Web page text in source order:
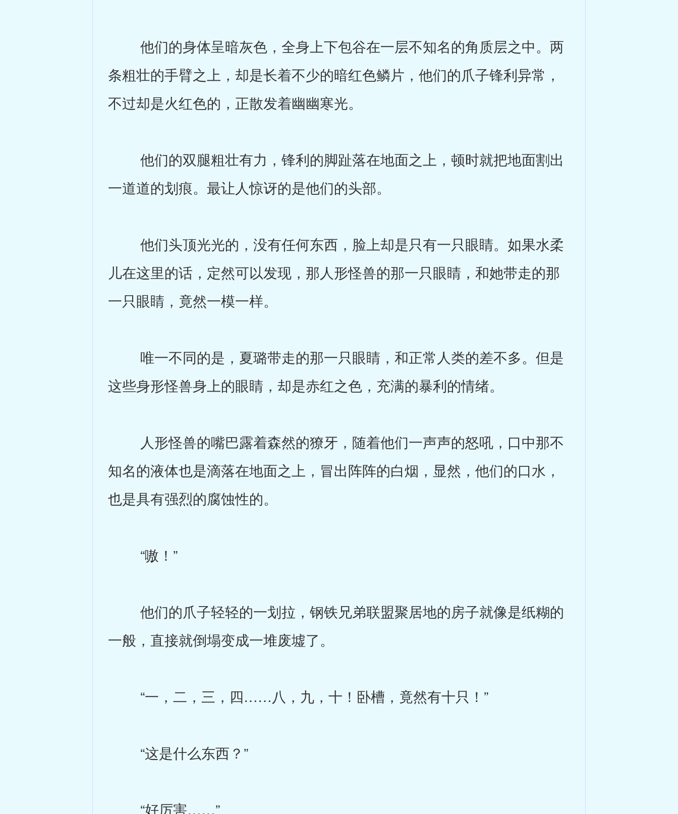
他们的身体呈暗灰色，全身上下包谷在一层不知名的角质层之中。两
条粗壮的手臂之上，却是长着不少的暗红色鳞片，他们的爪子锋利异常，
不过却是火红色的，正散发着幽幽寒光。
他们的双腿粗壮有力，锋利的脚趾落在地面之上，顿时就把地面割出
一道道的划痕。最让人惊讶的是他们的头部。
他们头顶光光的，没有任何东西，脸上却是只有一只眼睛。如果水柔
儿在这里的话，定然可以发现，那人形怪兽的那一只眼睛，和她带走的那
一只眼睛，竟然一模一样。
唯一不同的是，夏璐带走的那一只眼睛，和正常人类的差不多。但是
这些身形怪兽身上的眼睛，却是赤红之色，充满的暴利的情绪。
人形怪兽的嘴巴露着森然的獠牙，随着他们一声声的怒吼，口中那不
知名的液体也是滴落在地面之上，冒出阵阵的白烟，显然，他们的口水，
也是具有强烈的腐蚀性的。
“嗷！”
他们的爪子轻轻的一划拉，钢铁兄弟联盟聚居地的房子就像是纸糊的
一般，直接就倒塌变成一堆废墟了。
“一，二，三，四……八，九，十！卧槽，竟然有十只！”
“这是什么东西？”
“好厉害……”